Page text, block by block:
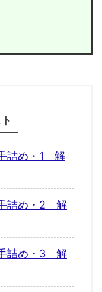
詰め・1 解
詰め・2 解
詰め・3 解